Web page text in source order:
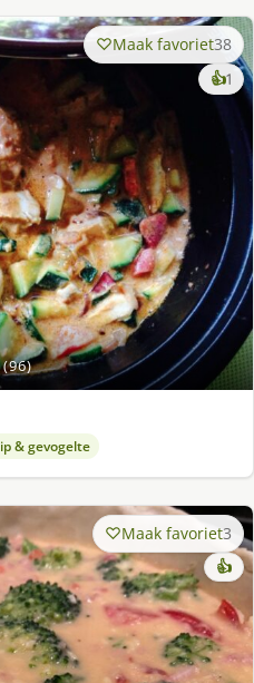
Maak favoriet38
👍1
& gevogelte
Maak favoriet3
👍